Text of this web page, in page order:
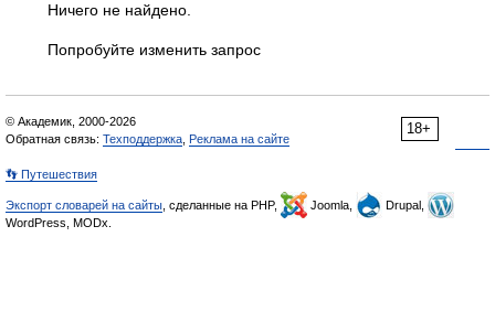
Ничего не найдено.
Попробуйте изменить запрос
18+
© Академик, 2000-2026
Обратная связь: Техподдержка Реклама на сайте
👣 Путешествия
Экспорт словарей на сайты , сделанные на PHP, Joomla,
Drupal,
WordPress, MODx.